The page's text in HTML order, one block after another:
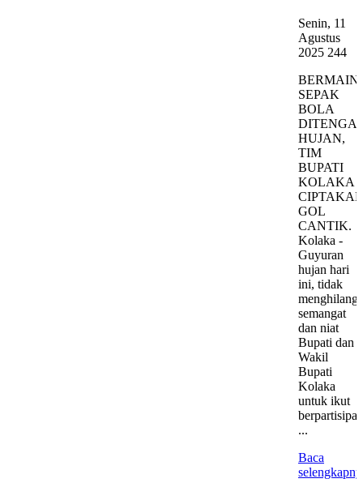
Senin, 11
Agustus
2025 244
BERMAIN
SEPAK
BOLA
HUJAN,
TIM
BUPATI
KOLAKA
GOL
CANTIK.
Kolaka -
Guyuran
hujan hari
ini, tidak
semangat
dan niat
Bupati dan
Wakil
Bupati
Kolaka
untuk ikut
berpartisipa
...
Baca